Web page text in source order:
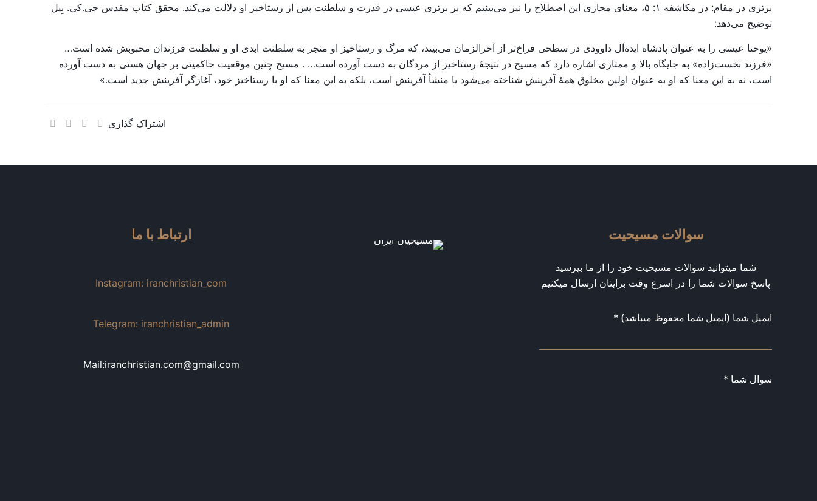
برتری در مقام: در مکاشفه ۱: ۵، معنای مجازی این اصطلاح را نیز می‌بینیم که بر برتری عیسی در قدرت و سلطنت پس از رستاخیز او دلالت می‌کند. محقق کتاب مقدس جی.کی. بِیل
توضیح می‌دهد:
«یوحنا عیسی را به عنوان پادشاه ایده‌آل داوودی در سطحی فراخ‌تر از آخرالزمان می‌بیند، که مرگ و رستاخیز او منجر به سلطنت ابدی او و سلطنت فرزندان محبوبش شده است…
«فرزند نخست‌زاده» به جایگاه بالا و ممتازی اشاره دارد که مسیح در نتیجهٔ رستاخیز از مردگان به دست آورده است… . مسیح چنین موقعیت حاکمیتی بر جهان هستی به دست آورده
است، نه به این معنا که او به عنوان اولین مخلوق همهٔ آفرینش شناخته می‌شود یا منشأ آفرینش است، بلکه به این معنا که او با رستاخیز خود، آغازگر آفرینش جدید است.»
اشتراک گذاری
سوالات مسیحیت
شما میتوانید سوالات مسیحیت خود را از ما بپرسید
پاسخ سوالات شما را در اسرع وقت برایتان ارسال میکنیم
ایمیل شما (ایمیل شما محفوظ میباشد) *
سوال شما *
ارتباط با ما
Instagram: iranchristian_com
Telegram: iranchristian_admin
Mail:iranchristian.com@gmail.com